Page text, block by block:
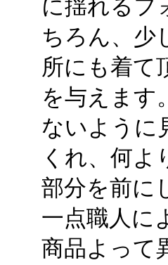
に揺れるフ
ちろん、少
所にも着て
を与えます
ないように
くれ、何
部分を前に
一点職人に
商品よって